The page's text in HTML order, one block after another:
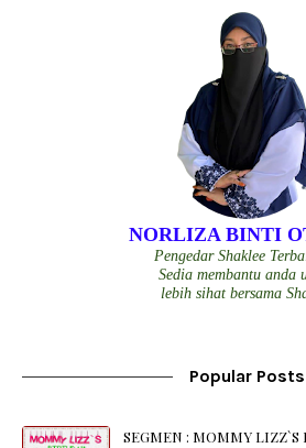
NORLIZA BINTI
Pengedar Shaklee
Sedia membantu anda
lebih sihat bersama
Popular Posts
SEGMEN : MOMMY LIZZ`S